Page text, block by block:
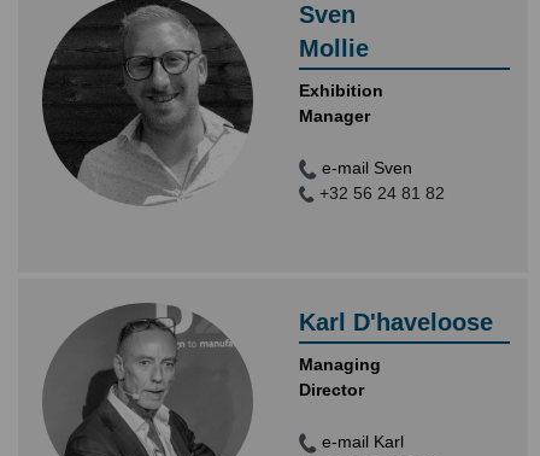
Sven
Mollie
Exhibition
Manager
e-mail Sven
+32 56 24 81 82
Karl D'haveloose
Managing
Director
e-mail Karl